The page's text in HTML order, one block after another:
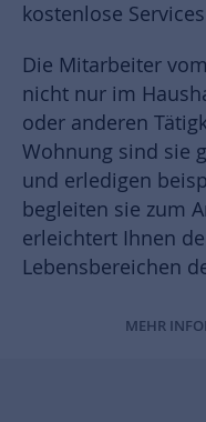
kostenlose
Die Mitarbeiter
nicht nur im
oder anderen
Wohnung sind sie
und erledigen
begleiten sie zum
erleichtert Ihnen
Lebensbereichen
MEHR